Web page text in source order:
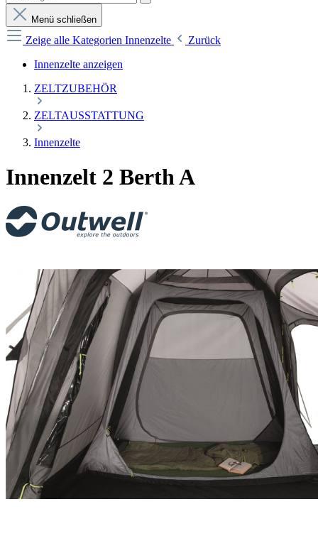
Menü schließen
Zeige alle Kategorien Innenzelte
Zurück
Innenzelte anzeigen
ZELTZUBEHÖR
ZELTAUSSTATTUNG
Innenzelte
Innenzelt 2 Berth A